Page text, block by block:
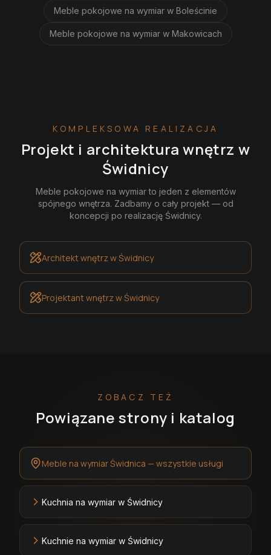
Meble pokojowe na wymiar w Boleścinie
Meble pokojowe na wymiar w Makowicach
KOMPLEKSOWA REALIZACJA
Projekt i architektura wnętrz w
Świdnicy
Meble pokojowe na wymiarto jeden z elementów
spójnego wnętrza. Zadbamy o cały projekt — od
koncepcji po realizację Świdnicy.
Architekt wnętrzw Świdnicy
Projektant wnętrzw Świdnicy
ZOBACZ TEŻ
Powiązane strony i katalog
Meble na wymiar Świdnica — wszystkie usługi
Kuchnia na wymiar w Świdnicy
Kuchnie na wymiar w Świdnicy